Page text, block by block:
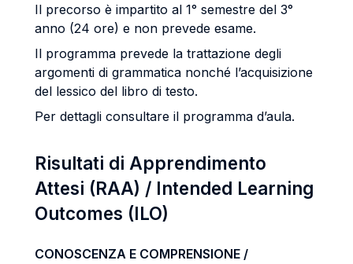
Il precorso è impartito al 1° semestre del 3°
anno (24 ore) e non prevede esame.
Il programma prevede la trattazione degli
argomenti di grammatica nonché l’acquisizione
del lessico del libro di testo.
Per dettagli consultare il programma d’aula.
Risultati di Apprendimento
Attesi (RAA) / Intended Learning
Outcomes (ILO)
CONOSCENZA E COMPRENSIONE /